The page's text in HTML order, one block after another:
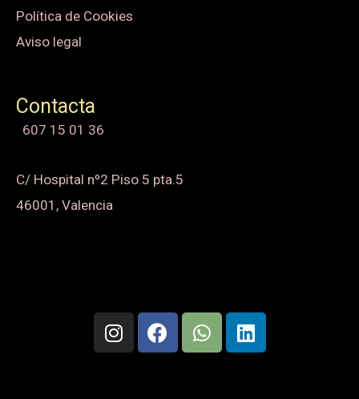
Política de Cookies
Aviso legal
Contacta
607 15 01 36
C/ Hospital nº2 Piso 5 pta.5
46001, Valencia